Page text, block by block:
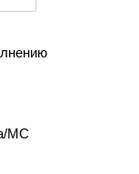
MC